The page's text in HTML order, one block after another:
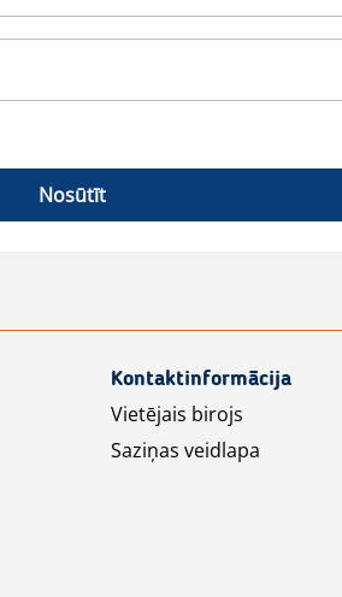
Nosūtīt
Kontaktinformācija
Vietējais birojs
Saziņas veidlapa